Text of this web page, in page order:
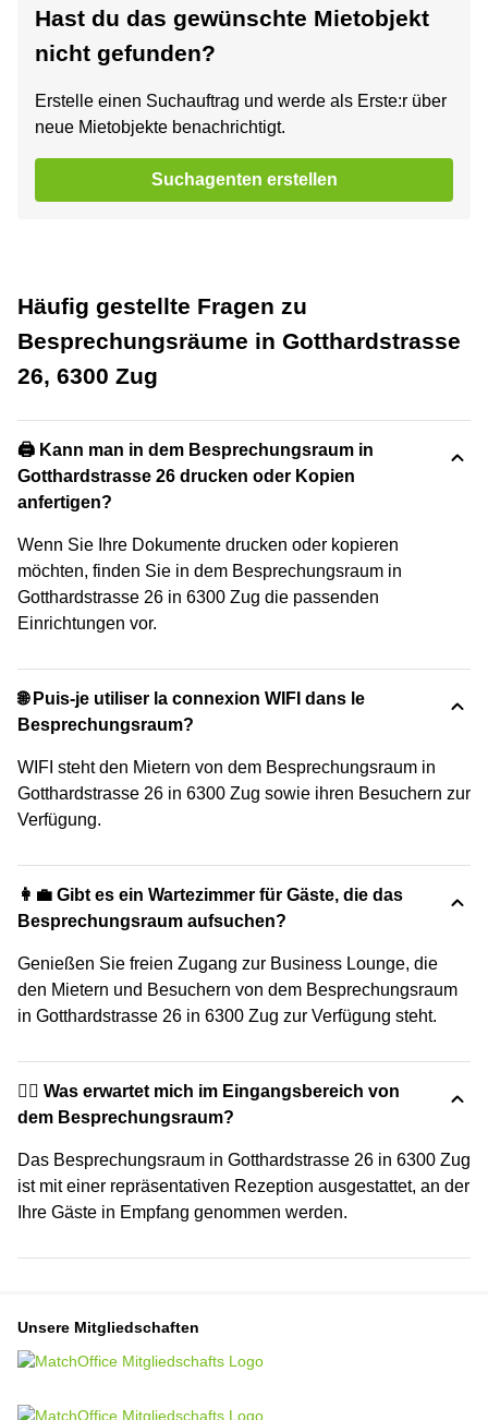
Hast du das gewünschte Mietobjekt
nicht gefunden?
Erstelle einen Suchauftrag und werde als Erste:r über
neue Mietobjekte benachrichtigt.
Suchagenten erstellen
Häufig gestellte Fragen zu
Besprechungsräume in Gotthardstrasse
26, 6300 Zug
🖨️ Kann man in dem Besprechungsraum in
Gotthardstrasse 26 drucken oder Kopien
anfertigen?
Wenn Sie Ihre Dokumente drucken oder kopieren
möchten, finden Sie in dem Besprechungsraum in
Gotthardstrasse 26 in 6300 Zug die passenden
Einrichtungen vor.
🌐 Puis-je utiliser la connexion WIFI dans le
Besprechungsraum?
WIFI steht den Mietern von dem Besprechungsraum in
Gotthardstrasse 26 in 6300 Zug sowie ihren Besuchern zur
Verfügung.
👩‍💼 Gibt es ein Wartezimmer für Gäste, die das
Besprechungsraum aufsuchen?
Genießen Sie freien Zugang zur Business Lounge, die
den Mietern und Besuchern von dem Besprechungsraum
in Gotthardstrasse 26 in 6300 Zug zur Verfügung steht.
🙋‍♀️ Was erwartet mich im Eingangsbereich von
dem Besprechungsraum?
Das Besprechungsraum in Gotthardstrasse 26 in 6300 Zug
ist mit einer repräsentativen Rezeption ausgestattet, an der
Ihre Gäste in Empfang genommen werden.
Unsere Mitgliedschaften